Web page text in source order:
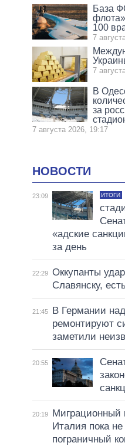
База
100
7
7
В
за
7 августа 2026, 19:17
НОВОСТИ
23:09 ИТОГИ
«адские
за день
22:29 Оккупанты
Славянску,
21:45
В Германии
ремонтируют
заметили
20:55
20:19
Миграционный
Италия пока
пограничный